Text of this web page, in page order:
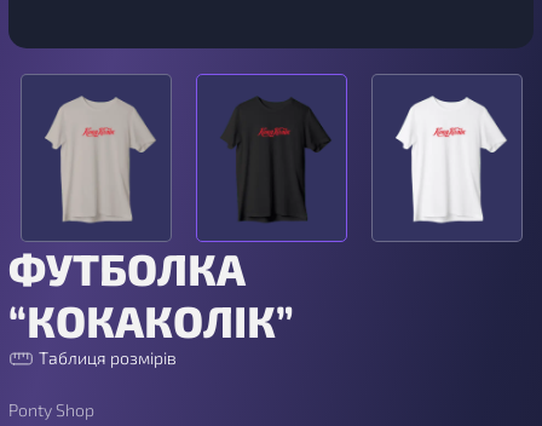
ФУТБОЛКА
“КОКАКОЛІК”
Таблиця розмірів
Ponty Shop